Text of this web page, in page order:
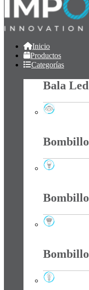
Inicio
Productos
Categorías
Bala Led